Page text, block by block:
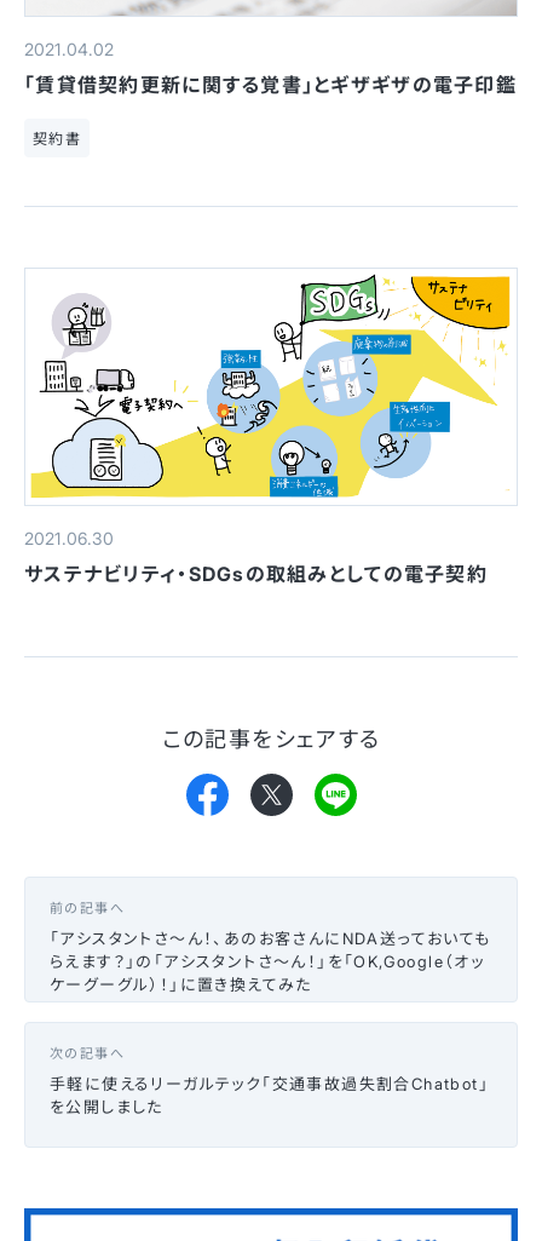
2021.04.02
「賃貸借契約更新に関する覚書」とギザギザの電子印鑑
契約書
2021.06.30
サステナビリティ・SDGsの取組みとしての電子契約
この記事をシェアする
前の記事へ
「アシスタントさ〜ん！、あのお客さんにNDA送っておいても
らえます？」の「アシスタントさ〜ん！」を「OK,Google（オッ
ケーグーグル）！」に置き換えてみた
次の記事へ
手軽に使えるリーガルテック「交通事故過失割合Chatbot」
を公開しました